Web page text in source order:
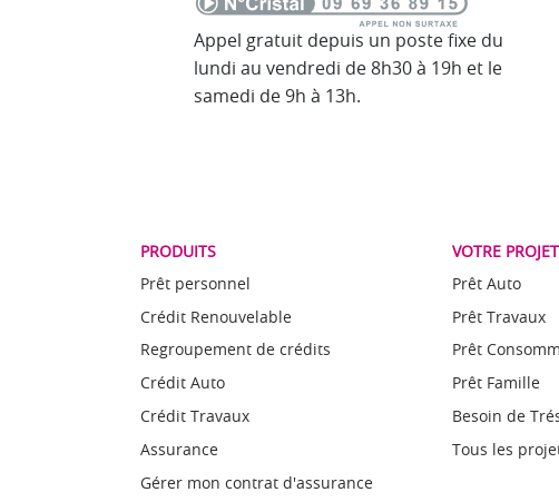
Appel gratuit depuis un poste fixe du
lundi au vendredi de 8h30 à 19h et le
samedi de 9h à 13h.
PRODUITS
Prêt personnel
Crédit Renouvelable
Regroupement de crédits
Crédit Auto
Crédit Travaux
Assurance
Gérer mon contrat d'assurance
VOTRE PROJET
Prêt Auto
Prêt Travaux
Prêt
Prêt Famille
Besoin de
Tous les